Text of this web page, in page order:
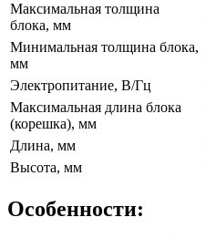
Максимальная толщина
блока, мм
Минимальная толщина блока,
мм
Электропитание, В/Гц
Максимальная длина блока
(корешка), мм
Длина, мм
Высота, мм
Особенности: